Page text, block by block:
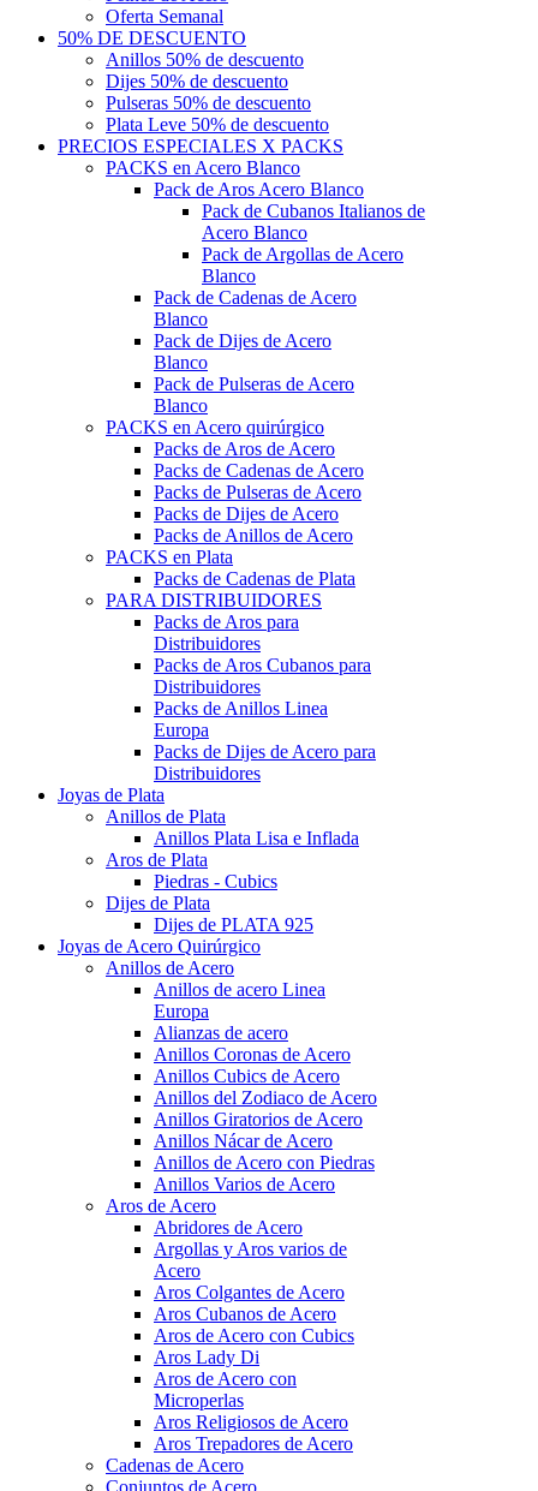
Oferta Semanal
50% DE DESCUENTO
Anillos 50% de descuento
Dijes 50% de descuento
Pulseras 50% de descuento
Plata Leve 50% de descuento
PRECIOS ESPECIALES X PACKS
PACKS en Acero Blanco
Pack de Aros Acero Blanco
Pack de Cubanos Italianos de
Acero Blanco
Pack de Argollas de Acero
Blanco
Pack de Cadenas de Acero
Blanco
Pack de Dijes de Acero
Blanco
Pack de Pulseras de Acero
Blanco
PACKS en Acero quirúrgico
Packs de Aros de Acero
Packs de Cadenas de Acero
Packs de Pulseras de Acero
Packs de Dijes de Acero
Packs de Anillos de Acero
PACKS en Plata
Packs de Cadenas de Plata
PARA DISTRIBUIDORES
Packs de Aros para
Distribuidores
Packs de Aros Cubanos para
Distribuidores
Packs de Anillos Linea
Europa
Packs de Dijes de Acero para
Distribuidores
Joyas de Plata
Anillos de Plata
Anillos Plata Lisa e Inflada
Aros de Plata
Piedras - Cubics
Dijes de Plata
Dijes de PLATA 925
Joyas de Acero Quirúrgico
Anillos de Acero
Anillos de acero Linea
Europa
Alianzas de acero
Anillos Coronas de Acero
Anillos Cubics de Acero
Anillos del Zodiaco de Acero
Anillos Giratorios de Acero
Anillos Nácar de Acero
Anillos de Acero con Piedras
Anillos Varios de Acero
Aros de Acero
Abridores de Acero
Argollas y Aros varios de
Acero
Aros Colgantes de Acero
Aros Cubanos de Acero
Aros de Acero con Cubics
Aros Lady Di
Aros de Acero con
Microperlas
Aros Religiosos de Acero
Aros Trepadores de Acero
Cadenas de Acero
Conjuntos de Acero